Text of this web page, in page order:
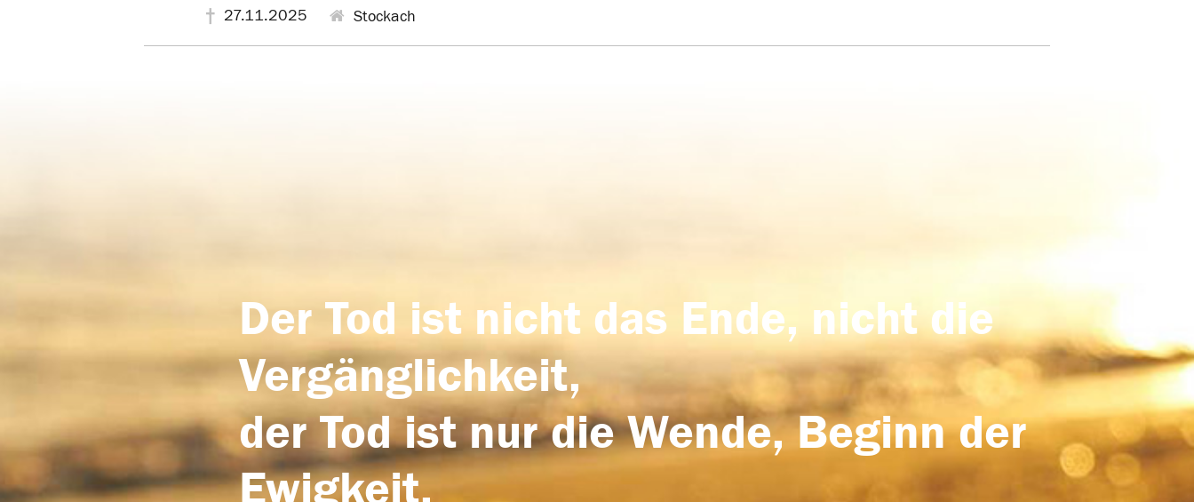
27.11.2025 Stockach
Der Tod ist nicht das Ende, nicht die
Vergänglichkeit,
der Tod ist nur die Wende, Beginn der
Ewigkeit.